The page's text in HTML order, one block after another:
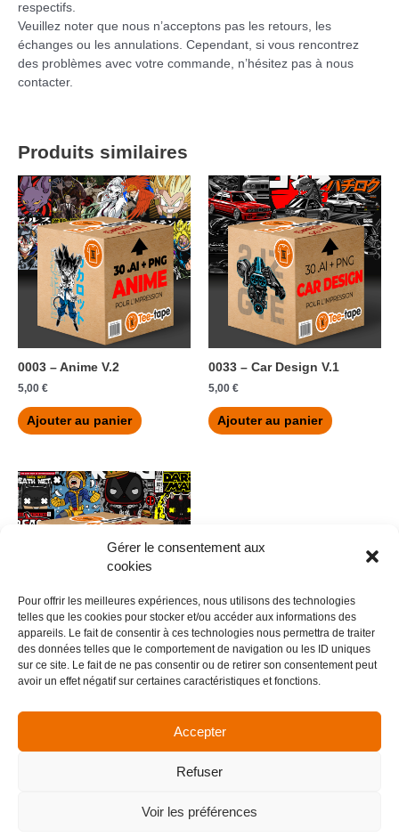
Gérer le consentement aux
cookies
Pour offrir les meilleures expériences, nous utilisons des technologies
telles que les cookies pour stocker et/ou accéder aux informations des
appareils. Le fait de consentir à ces technologies nous permettra de traiter
des données telles que le comportement de navigation ou les ID uniques
sur ce site. Le fait de ne pas consentir ou de retirer son consentement peut
avoir un effet négatif sur certaines caractéristiques et fonctions.
Accepter
Refuser
Voir les préférences
respectifs.
Veuillez noter que nous n’acceptons pas les retours, les
échanges ou les annulations. Cependant, si vous rencontrez
des problèmes avec votre commande, n’hésitez pas à nous
contacter.
Produits similaires
0003 – Anime V.2
5,00 €
Ajouter au panier
0033 – Car Design V.1
5,00 €
Ajouter au panier
0019 – FUNKYPOP V.3
5,00 €
Ajouter au panier
Menu